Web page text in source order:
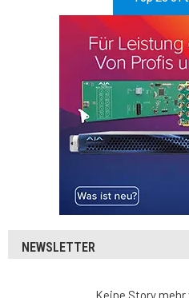
NEWSLETTER
Keine Story mehr